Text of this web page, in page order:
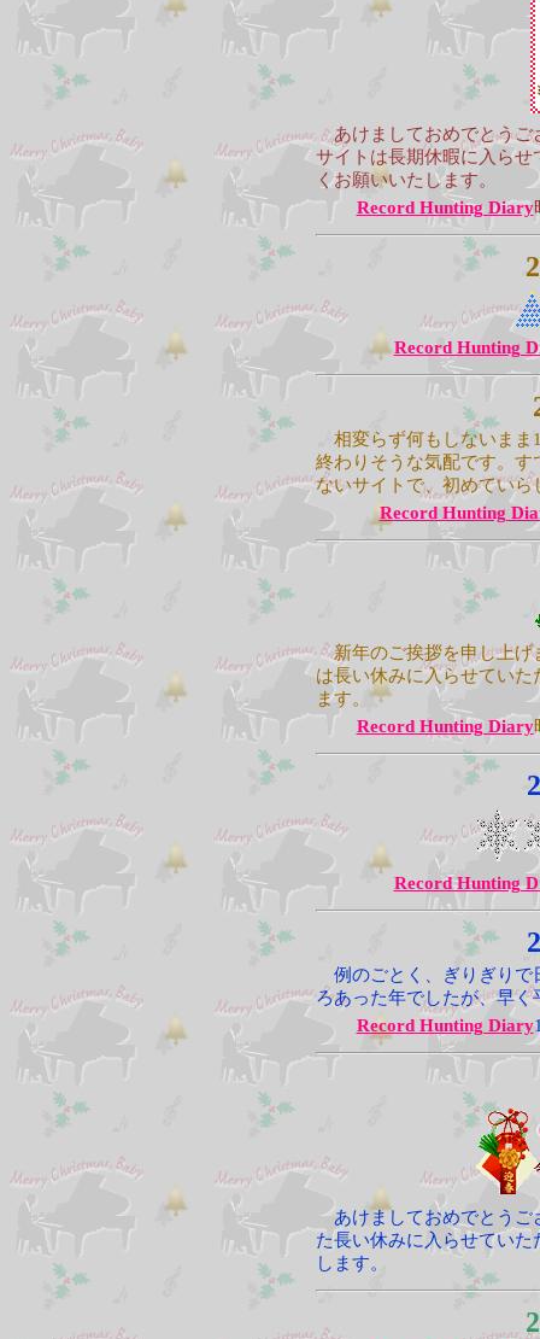
あけましておめでとうご
サイトは長期休暇に入ら
くお願いいたします。
Record Hunting Diary
Record Hunting
相変らず何もしないまま
終わりそうな気配です。
ないサイトで、初めてい
Record Hunting
新年のご挨拶を申し上げ
は長い休みに入らせてい
ます。
Record Hunting Diary
Record Hunting
例のごとく、ぎりぎり
ろあった年でしたが、早
Record Hunting Diary
あけましておめでとう
た長い休みに入らせてい
します。